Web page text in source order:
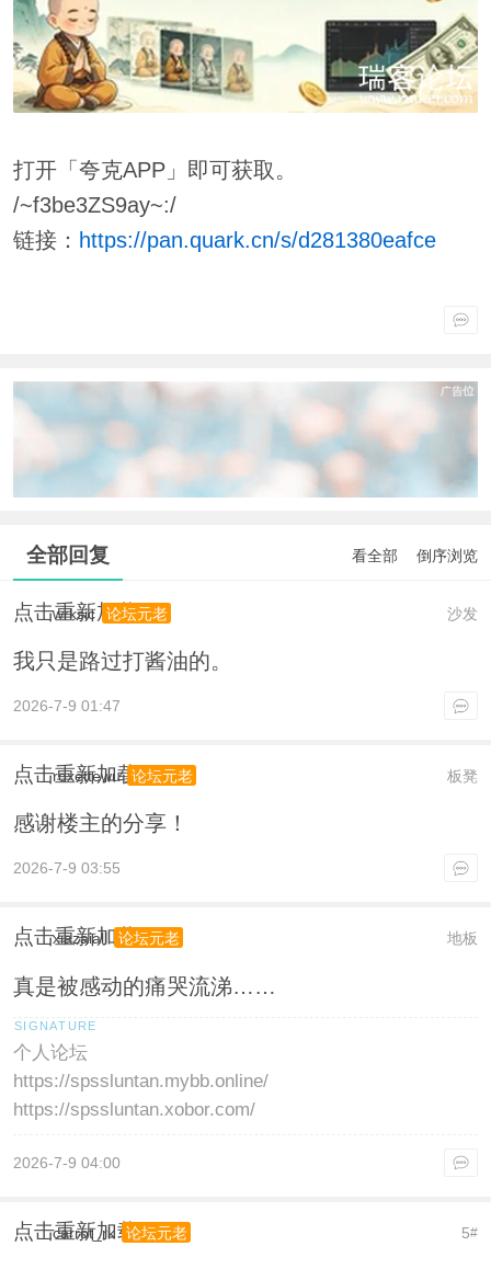
打开「夸克APP」即可获取。
/~f3be3ZS9ay~:/
链接： https://pan.quark.cn/s/d281380eafce
全部回复 看全部 倒序浏览
点击重新加载 沙发
wrksic 论坛元老
我只是路过打酱油的。
2026-7-9 01:47
点击重新加载 板凳
roxettewu 论坛元老
感谢楼主的分享！
2026-7-9 03:55
点击重新加载 地板
xiazaiall 论坛元老
真是被感动的痛哭流涕……
个人论坛
https://spssluntan.mybb.online/
https://spssluntan.xobor.com/
2026-7-9 04:00
点击重新加载 5#
carrot_rk 论坛元老